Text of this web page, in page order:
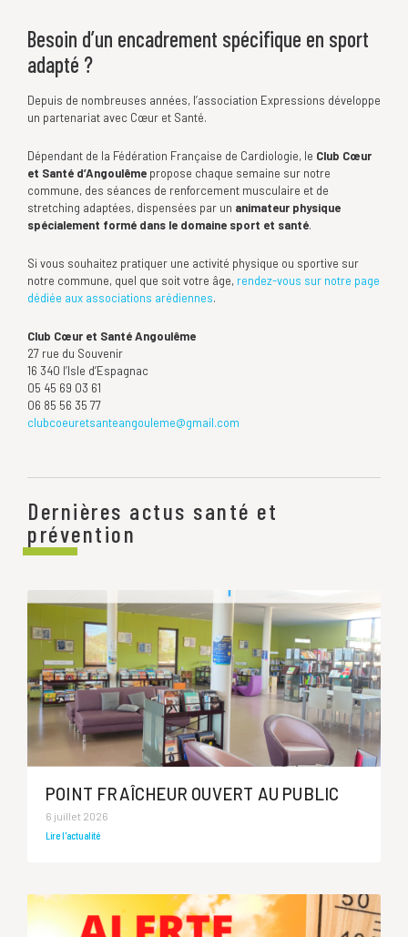
Besoin d’un encadrement spécifique en sport
adapté ?
Depuis de nombreuses années, l’association Expressions développe
un partenariat avec Cœur et Santé.
Dépendant de la Fédération Française de Cardiologie, le Club Cœur
et Santé d’Angoulême propose chaque semaine sur notre
commune, des séances de renforcement musculaire et de
stretching adaptées, dispensées par un animateur physique
spécialement formé dans le domaine sport et santé.
Si vous souhaitez pratiquer une activité physique ou sportive sur
notre commune, quel que soit votre âge, rendez-vous sur notre page
dédiée aux associations arédiennes.
Club Cœur et Santé Angoulême
27 rue du Souvenir
16 340 l’Isle d’Espagnac
05 45 69 03 61
06 85 56 35 77
clubcoeuretsanteangouleme@gmail.com
Dernières actus santé et
prévention
POINT FRAÎCHEUR OUVERT AU PUBLIC
6 juillet 2026
Lire l'actualité